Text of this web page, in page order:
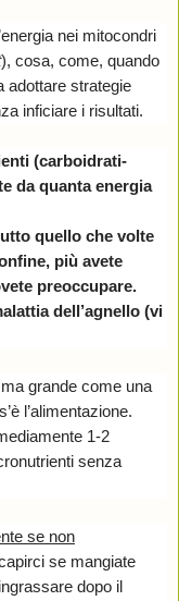
nei mitocondri
), cosa, come, quando
adottare strategie
inficiare i risultati.
(carboidrati-
da quanta energia
quello che volte
più avete
preoccupare.
dell’agnello (vi
grande come una
l’alimentazione.
1-2
senza
se non
se mangiate
dopo il